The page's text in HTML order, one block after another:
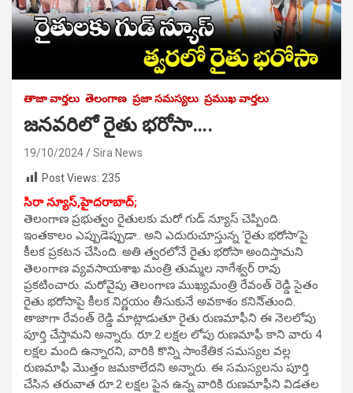
తాజా వార్తలు తెలంగాణ ప్రజా సమస్యలు ప్రముఖ వార్తలు
జనవరిలో రైతు భరోసా….
19/10/2024
Sira News
Post Views: 235
సిరా న్యూస్,హైదరాబాద్;
తెలంగాణ ప్రభుత్వం రైతులకు మరో గుడ్ న్యూస్ చెప్పింది.
ఇంతకాలం ఎప్పుడెప్పుడా.. అని ఎదురుచూస్తున్న ‘రైతు భరోసా’పై
కీలక ప్రకటన చేసింది. అతి త్వరలోనే రైతు భరోసా అందిస్తామని
తెలంగాణ వ్యవసాయశాఖ మంత్రి తుమ్మల నాగేశ్వర్ రావు
ప్రకటించారు. మరోవైపు తెలంగాణ ముఖ్యమంత్రి రేవంత్ రెడ్డి సైతం
రైతు భరోసాపై కీలక నిర్ణయం తీసుకునే అవకాశం కనిసి్తుంది.
తాజాగా రేవంత్ రెడ్డి మాట్లాడుతూ రైతు రుణమాఫీని ఈ నెలలోపు
పూర్తి చేస్తామని అన్నారు. రూ.2 లక్షల లోపు రుణమాఫీ కాని వారు 4
లక్షల మంది ఉన్నారని, వారికి కొన్ని సాంకేతిక సమస్యల వల్ల
రుణమాఫీ మొత్తం జమకాలేదని అన్నారు. ఈ సమస్యలను పూర్తి
చేసిన తరువాత రూ.2 లక్షల పైన ఉన్న వారికి రుణమాఫీని విడతల